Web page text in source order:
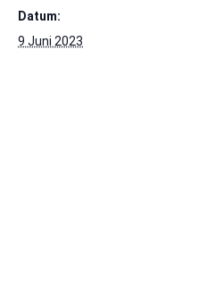
Datum:
9 Juni 2023